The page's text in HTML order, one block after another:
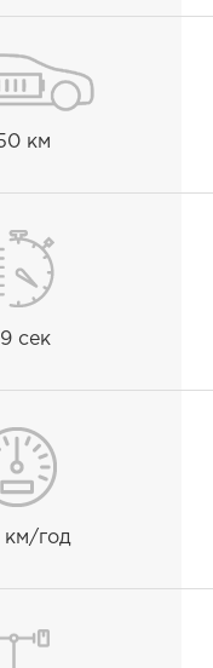
км
сек
км/год